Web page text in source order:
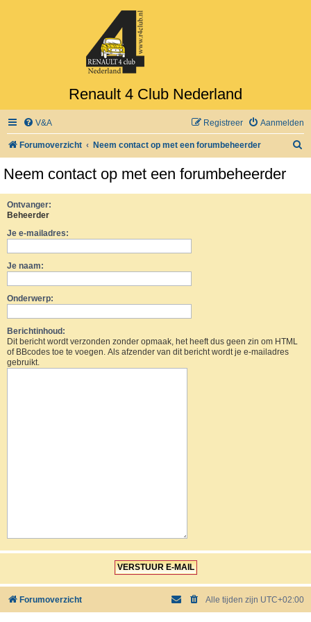
Renault 4 Club Nederland
V&A Aanmelden
Registreer
Forumoverzicht Neem contact op met een forumbeheerder
Neem contact op met een forumbeheerder
Ontvanger:
Beheerder
Je e-mailadres:
Je naam:
Onderwerp:
Berichtinhoud:
Dit bericht wordt verzonden zonder opmaak, het heeft dus geen zin om HTML
of BBcodes toe te voegen. Als afzender van dit bericht wordt je e-mailadres
gebruikt.
Forumoverzicht Alle tijden zijn UTC+02:00